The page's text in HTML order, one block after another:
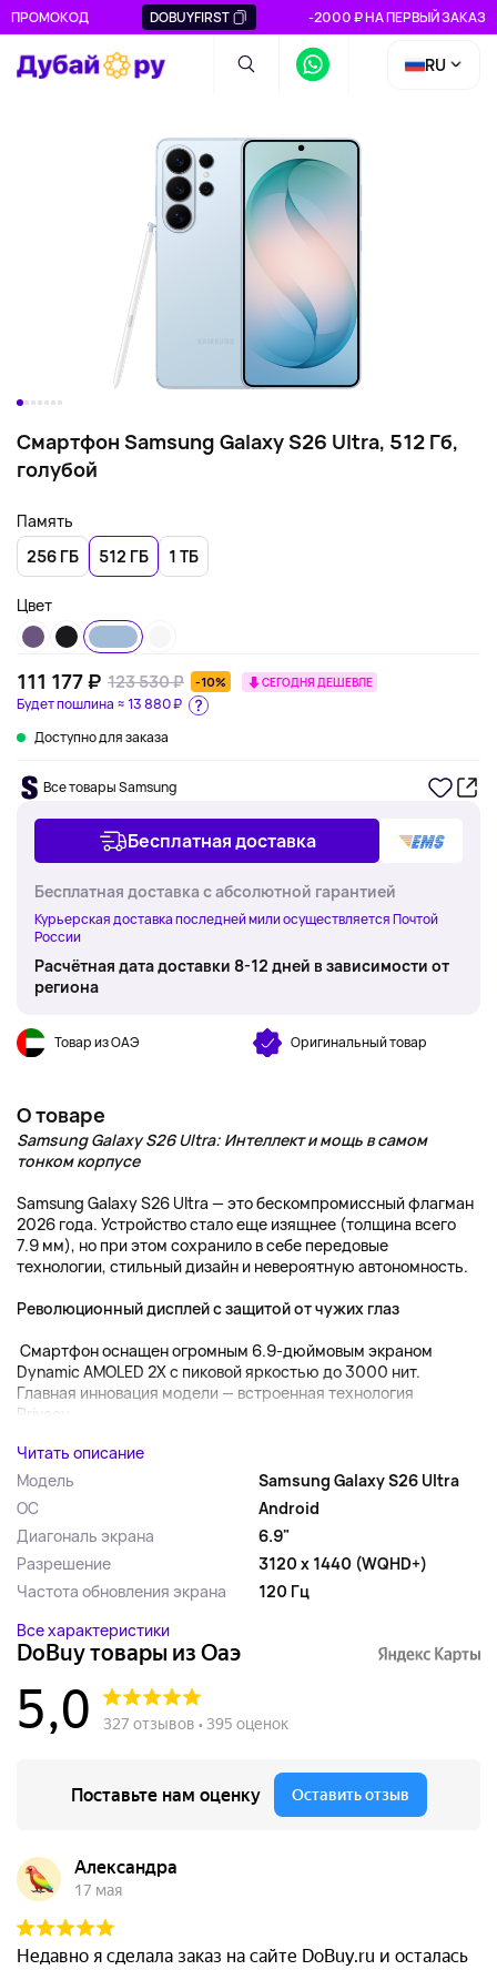
ПРОМОКОД DOBUYFIRST -2000 ₽ НА ПЕРВЫЙ ЗАКАЗ
RU
Смартфон Samsung Galaxy S26 Ultra, 512 Гб,
голубой
Память
256 ГБ
512 ГБ 1 ТБ
Цвет
Будет пошлина ≈13 880 ₽
111 177 ₽ 123 530 ₽ -10% СЕГОДНЯ ДЕШЕВЛЕ
Доступно для заказа
Все товары Samsung
Бесплатная доставка
Бесплатная доставка с абсолютной гарантией
Курьерская доставка последней мили осуществляется Почтой
России
Расчётная дата доставки 8-12 дней в зависимости от
региона
Товар из ОАЭ Оригинальный товар
О товаре
Samsung Galaxy S26 Ultra: Интеллект и мощь в самом
тонком корпусе
Samsung Galaxy S26 Ultra — это бескомпромиссный флагман
2026 года. Устройство стало еще изящнее (толщина всего
7.9 мм), но при этом сохранило в себе передовые
технологии, стильный дизайн и невероятную автономность.
Революционный дисплей с защитой от чужих глаз
Смартфон оснащен огромным 6.9-дюймовым экраном
Dynamic AMOLED 2X с пиковой яркостью до 3000 нит.
Главная инновация модели — встроенная технология
Privacy...
Читать описание
Модель
Samsung Galaxy S26 Ultra
ОС
Android
Диагональ экрана
6.9"
Разрешение
3120 x 1440 (WQHD+)
Частота обновления экрана
120 Гц
Все характеристики